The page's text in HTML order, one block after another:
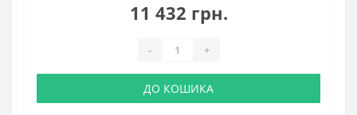
11 432 грн.
- +
ДО КОШИКА